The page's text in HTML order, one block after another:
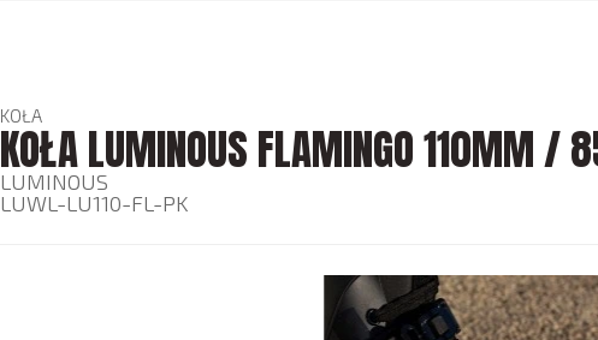
KOŁA
KOŁA LUMINOUS FLAMINGO 110MM /
LUMINOUS
LUWL-LU110-FL-PK